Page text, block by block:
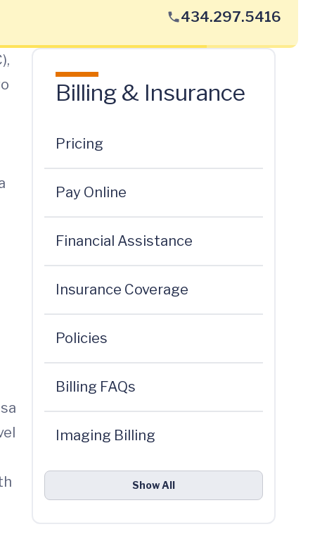
434.297.5416
Billing & Insurance
Pricing
Pay Online
Financial Assistance
Insurance Coverage
Policies
Billing FAQs
Imaging Billing
Show All